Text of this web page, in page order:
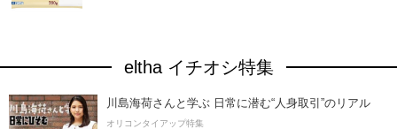
eltha イチオシ特集
川島海荷さんと学ぶ 日常に潜む“人身取引”のリアル
オリコンタイアップ特集